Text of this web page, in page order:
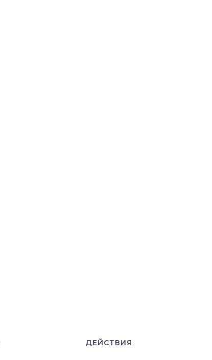
ДЕЙСТВИЯ